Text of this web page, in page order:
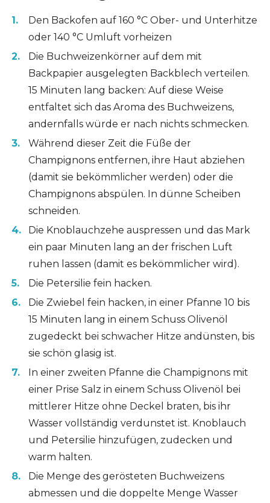
Den Backofen auf 160 °C Ober- und Unterhitze
oder 140 °C Umluft vorheizen
Die Buchweizenkörner auf dem mit
Backpapier ausgelegten Backblech verteilen.
15 Minuten lang backen: Auf diese Weise
entfaltet sich das Aroma des Buchweizens,
andernfalls würde er nach nichts schmecken.
Während dieser Zeit die Füße der
Champignons entfernen, ihre Haut abziehen
(damit sie bekömmlicher werden) oder die
Champignons abspülen. In dünne Scheiben
schneiden.
Die Knoblauchzehe auspressen und das Mark
ein paar Minuten lang an der frischen Luft
ruhen lassen (damit es bekömmlicher wird).
Die Petersilie fein hacken.
Die Zwiebel fein hacken, in einer Pfanne 10 bis
15 Minuten lang in einem Schuss Olivenöl
zugedeckt bei schwacher Hitze andünsten, bis
sie schön glasig ist.
In einer zweiten Pfanne die Champignons mit
einer Prise Salz in einem Schuss Olivenöl bei
mittlerer Hitze ohne Deckel braten, bis ihr
Wasser vollständig verdunstet ist. Knoblauch
und Petersilie hinzufügen, zudecken und
warm halten.
Die Menge des gerösteten Buchweizens
abmessen und die doppelte Menge Wasser